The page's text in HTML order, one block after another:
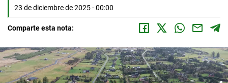
23 de diciembre de 2025 - 00:00
Comparte esta nota: